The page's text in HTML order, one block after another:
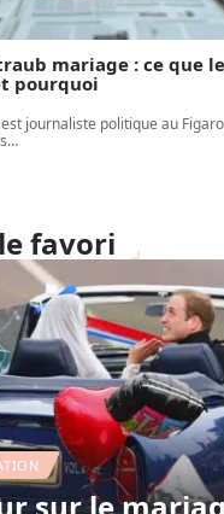
mariage : ce que
pourquoi
journaliste politique au
…
favori
sur le